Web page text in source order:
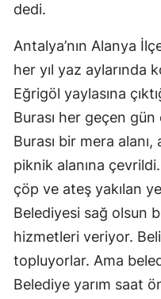
dedi.
Antalya’nın Alanya
her yıl yaz aylarında
Eğrigöl yaylasına
Burası her geçen
Burası bir mera
piknik alanına
çöp ve ateş yakılan
Belediyesi sağ olsun
hizmetleri veriyor.
topluyorlar. Ama
Belediye yarım saat